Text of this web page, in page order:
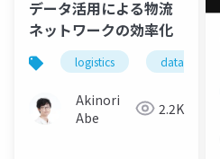
データ活用による物流
ネットワークの効率化
logistics data-driven
Akinori
Abe
2.2K